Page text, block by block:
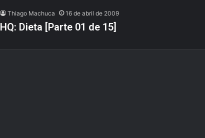
Thiago Machuca 16 de abril de 2009
HQ: Dieta [Parte 01 de 15]